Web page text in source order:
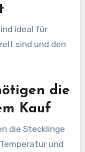
ideal für
sind und den
die
Kauf
die Stecklinge
und